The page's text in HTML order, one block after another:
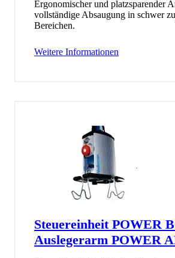
Ergonomischer und platzsparender
vollständige Absaugung in schwer
Bereichen.
Weitere Informationen
Steuereinheit POWER
Auslegerarm POWER